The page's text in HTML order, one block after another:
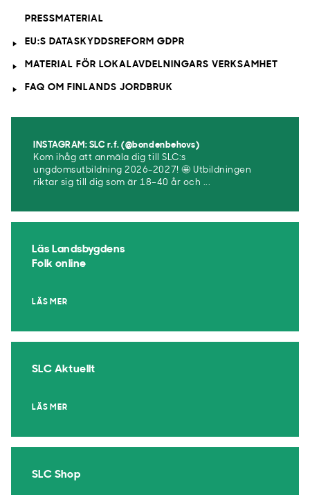
PRESSMATERIAL
EU:S DATASKYDDSREFORM GDPR
MATERIAL FÖR LOKALAVDELNINGARS VERKSAMHET
FAQ OM FINLANDS JORDBRUK
INSTAGRAM: SLC r.f. (@bondenbehovs)
Kom ihåg att anmäla dig till SLC:s
ungdomsutbildning 2026-2027! 🤩 Utbildningen
riktar sig till dig som är 18–40 år och ...
Läs Landsbygdens
Folk online
LÄS MER
SLC Aktuellt
LÄS MER
SLC Shop